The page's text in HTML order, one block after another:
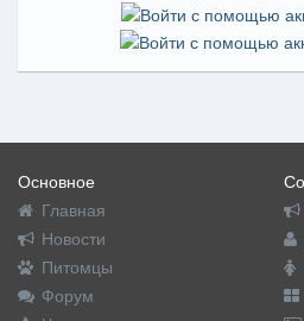
Основное
Главная
Новости
Питомцы
Форум